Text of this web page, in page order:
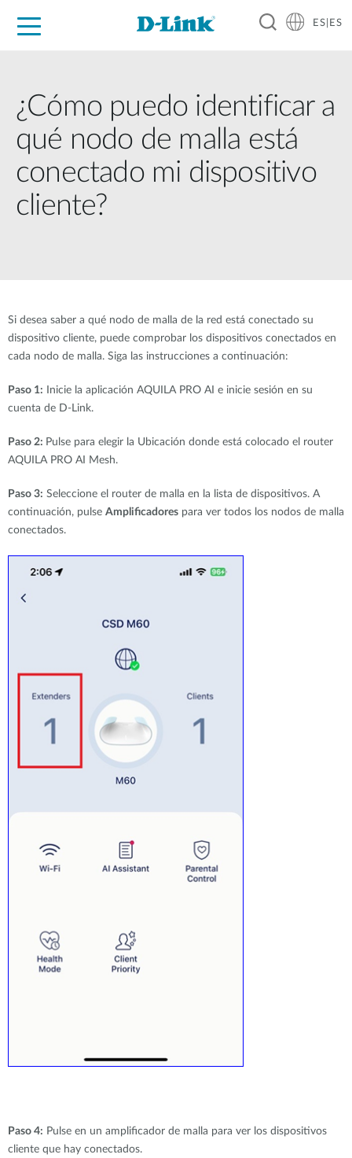
ES|ES
¿Cómo puedo identificar a
qué nodo de malla está
conectado mi dispositivo
cliente?
Si desea saber a qué nodo de malla de la red está conectado su
dispositivo cliente, puede comprobar los dispositivos conectados en
cada nodo de malla. Siga las instrucciones a continuación:
Paso 1: Inicie la aplicación AQUILA PRO AI e inicie sesión en su
cuenta de D-Link.
Paso 2: Pulse para elegir la Ubicación donde está colocado el router
AQUILA PRO AI Mesh.
Paso 3: Seleccione el router de malla en la lista de dispositivos. A
continuación, pulse Amplificadores para ver todos los nodos de malla
conectados.
Paso 4: Pulse en un amplificador de malla para ver los dispositivos
cliente que hay conectados.